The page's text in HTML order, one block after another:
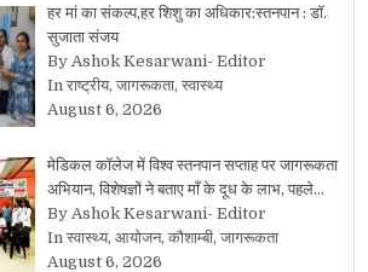
हर मां का संकल्प,हर शिशु का अधिकार:स्तनपान : डॉ.
सुजाता संजय
By Ashok Kesarwani- Editor
In राष्ट्रीय, जागरूकता, स्वास्थ्य
August 6, 2026
मेडिकल कॉलेज में विश्व स्तनपान सप्ताह पर जागरूकता
अभियान, विशेषज्ञों ने बताए माँ के दूध के लाभ, पहले…
By Ashok Kesarwani- Editor
In स्वास्थ्य, आयोजन, कौशाम्बी, जागरूकता
August 6, 2026